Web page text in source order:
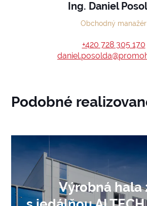
Ing. Daniel
Obchodný manažér
+420 728 305 170
Podobné
Výrobná hala